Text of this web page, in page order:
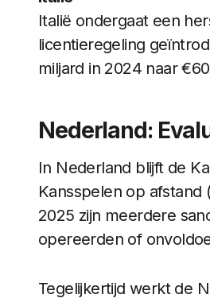
Italië ondergaat een
licentieregeling
miljard in 2024 naar
Nederland:
In Nederland blijft de
Kansspelen op afstand
2025 zijn meerdere
opereerden of
Tegelijkertijd werkt de